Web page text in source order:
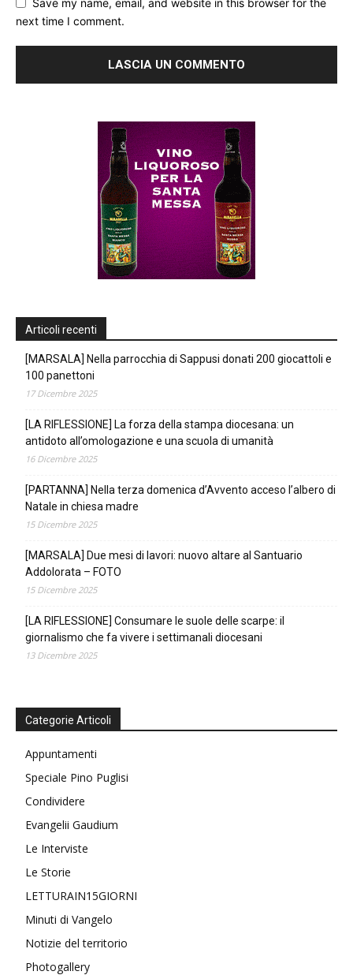
Save my name, email, and website in this browser for the
next time I comment.
Articoli recenti
[MARSALA] Nella parrocchia di Sappusi donati 200 giocattoli e
100 panettoni
17 Dicembre 2025
[LA RIFLESSIONE] La forza della stampa diocesana: un
antidoto all’omologazione e una scuola di umanità
16 Dicembre 2025
[PARTANNA] Nella terza domenica d’Avvento acceso l’albero di
Natale in chiesa madre
15 Dicembre 2025
[MARSALA] Due mesi di lavori: nuovo altare al Santuario
Addolorata – FOTO
15 Dicembre 2025
[LA RIFLESSIONE] Consumare le suole delle scarpe: il
giornalismo che fa vivere i settimanali diocesani
13 Dicembre 2025
Categorie Articoli
Appuntamenti
Speciale Pino Puglisi
Condividere
Evangelii Gaudium
Le Interviste
Le Storie
LETTURAIN15GIORNI
Minuti di Vangelo
Notizie del territorio
Photogallery